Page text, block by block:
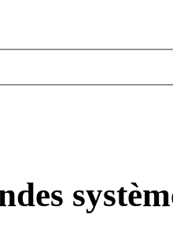
des